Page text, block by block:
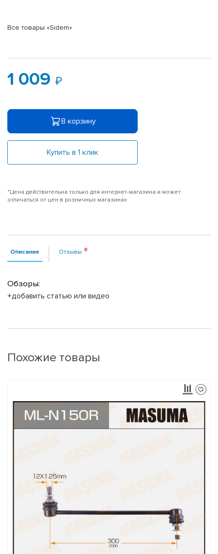
Все товары «Sidem»
1 009
В корзину
Купить в 1 клик
*Цена действительна только для интернет-магазина и может
отличаться от цен в розничных магазинах
Описание Отзывы
Обзоры:
+добавить статью или видео
Похожие товары